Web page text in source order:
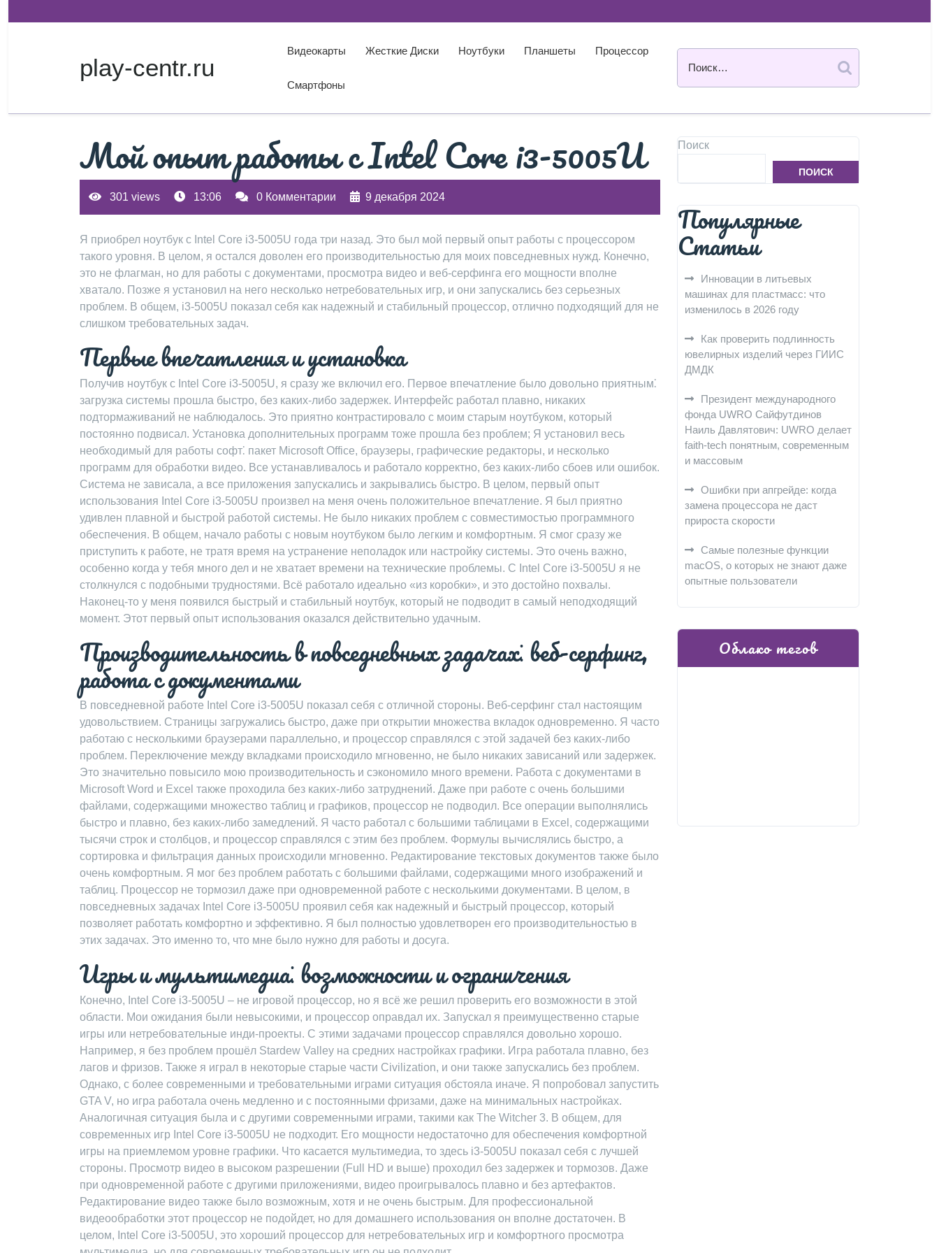
к
play-centr.ru
Видеокарты Жесткие Диски Ноутбуки Планшеты Процессор
Смартфоны
Мой опыт работы с Intel Core i3-5005U
301 views 13:06 0 Комментарии 9 декабря 2024
Я приобрел ноутбук с Intel Core i3-5005U года три назад. Это был мой первый опыт работы с процессором
такого уровня. В целом, я остался доволен его производительностью для моих повседневных нужд. Конечно,
это не флагман, но для работы с документами, просмотра видео и веб-серфинга его мощности вполне
хватало. Позже я установил на него несколько нетребовательных игр, и они запускались без серьезных
проблем. В общем, i3-5005U показал себя как надежный и стабильный процессор, отлично подходящий для не
слишком требовательных задач.
Первые впечатления и установка
Получив ноутбук с Intel Core i3-5005U, я сразу же включил его. Первое впечатление было довольно приятным⁚
загрузка системы прошла быстро, без каких-либо задержек. Интерфейс работал плавно, никаких
подтормаживаний не наблюдалось. Это приятно контрастировало с моим старым ноутбуком, который
постоянно подвисал. Установка дополнительных программ тоже прошла без проблем; Я установил весь
необходимый для работы софт⁚ пакет Microsoft Office, браузеры, графические редакторы, и несколько
программ для обработки видео. Все устанавливалось и работало корректно, без каких-либо сбоев или ошибок.
Система не зависала, а все приложения запускались и закрывались быстро. В целом, первый опыт
использования Intel Core i3-5005U произвел на меня очень положительное впечатление. Я был приятно
удивлен плавной и быстрой работой системы. Не было никаких проблем с совместимостью программного
обеспечения. В общем, начало работы с новым ноутбуком было легким и комфортным. Я смог сразу же
приступить к работе, не тратя время на устранение неполадок или настройку системы. Это очень важно,
особенно когда у тебя много дел и не хватает времени на технические проблемы. С Intel Core i3-5005U я не
столкнулся с подобными трудностями. Всё работало идеально «из коробки», и это достойно похвалы.
Наконец-то у меня появился быстрый и стабильный ноутбук, который не подводит в самый неподходящий
момент. Этот первый опыт использования оказался действительно удачным.
Производительность в повседневных задачах⁚ веб-серфинг,
работа с документами
В повседневной работе Intel Core i3-5005U показал себя с отличной стороны. Веб-серфинг стал настоящим
удовольствием. Страницы загружались быстро, даже при открытии множества вкладок одновременно. Я часто
работаю с несколькими браузерами параллельно, и процессор справлялся с этой задачей без каких-либо
проблем. Переключение между вкладками происходило мгновенно, не было никаких зависаний или задержек.
Это значительно повысило мою производительность и сэкономило много времени. Работа с документами в
Microsoft Word и Excel также проходила без каких-либо затруднений. Даже при работе с очень большими
файлами, содержащими множество таблиц и графиков, процессор не подводил. Все операции выполнялись
быстро и плавно, без каких-либо замедлений. Я часто работал с большими таблицами в Excel, содержащими
тысячи строк и столбцов, и процессор справлялся с этим без проблем. Формулы вычислялись быстро, а
сортировка и фильтрация данных происходили мгновенно. Редактирование текстовых документов также было
очень комфортным. Я мог без проблем работать с большими файлами, содержащими много изображений и
таблиц. Процессор не тормозил даже при одновременной работе с несколькими документами. В целом, в
повседневных задачах Intel Core i3-5005U проявил себя как надежный и быстрый процессор, который
позволяет работать комфортно и эффективно. Я был полностью удовлетворен его производительностью в
этих задачах. Это именно то, что мне было нужно для работы и досуга.
Игры и мультимедиа⁚ возможности и ограничения
Конечно, Intel Core i3-5005U – не игровой процессор, но я всё же решил проверить его возможности в этой
области. Мои ожидания были невысокими, и процессор оправдал их. Запускал я преимущественно старые
игры или нетребовательные инди-проекты. С этими задачами процессор справлялся довольно хорошо.
Например, я без проблем прошёл Stardew Valley на средних настройках графики. Игра работала плавно, без
лагов и фризов. Также я играл в некоторые старые части Civilization, и они также запускались без проблем.
Однако, с более современными и требовательными играми ситуация обстояла иначе. Я попробовал запустить
GTA V, но игра работала очень медленно и с постоянными фризами, даже на минимальных настройках.
Аналогичная ситуация была и с другими современными играми, такими как The Witcher 3. В общем, для
современных игр Intel Core i3-5005U не подходит. Его мощности недостаточно для обеспечения комфортной
игры на приемлемом уровне графики. Что касается мультимедиа, то здесь i3-5005U показал себя с лучшей
стороны. Просмотр видео в высоком разрешении (Full HD и выше) проходил без задержек и тормозов. Даже
при одновременной работе с другими приложениями, видео проигрывалось плавно и без артефактов.
Редактирование видео также было возможным, хотя и не очень быстрым. Для профессиональной
видеообработки этот процессор не подойдет, но для домашнего использования он вполне достаточен. В
целом, Intel Core i3-5005U, это хороший процессор для нетребовательных игр и комфортного просмотра
Поиск
ПОИСК
Популярные
Статьи
Инновации в литьевых
машинах для пластмасс: что
изменилось в 2026 году
Как проверить подлинность
ювелирных изделий через ГИИС
ДМДК
Президент международного
фонда UWRO Сайфутдинов
Наиль Давлятович: UWRO делает
faith-tech понятным, современным
и массовым
Ошибки при апгрейде: когда
замена процессора не даст
прироста скорости
Самые полезные функции
macOS, о которых не знают даже
опытные пользователи
Облако тегов